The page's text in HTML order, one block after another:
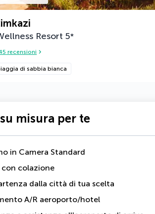
Resort 5*
recensioni
di sabbia bianca
misura per te
in Camera Standard
con colazione
dalla città di tua scelta
A/R aeroporto/hotel